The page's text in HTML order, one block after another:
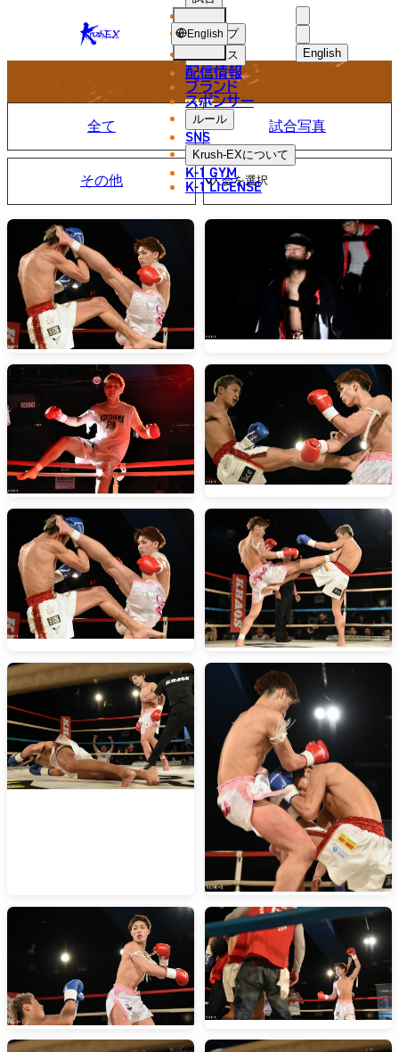
KRUSH-
EX
English
ไทย
العربية
ショップ
ニュース
配信情報
ブランド
スポンサー
ルール
SNS
Krush-EXについて
K-1 GYM
K-1 LICENSE
English
PHOTO
写真
全て 試合写真
その他